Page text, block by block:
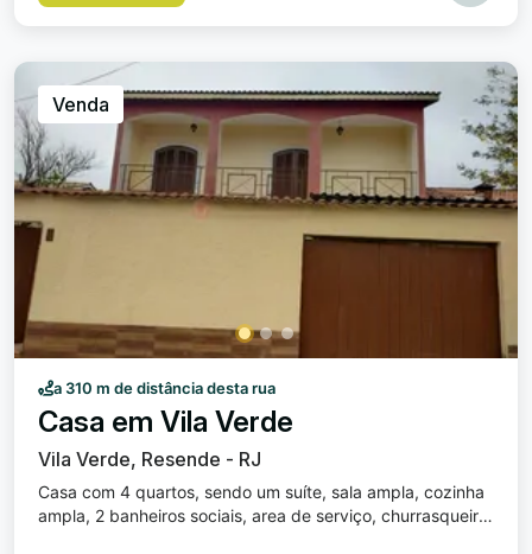
Venda
a 310 m de distância desta rua
Casa em Vila Verde
Vila Verde, Resende - RJ
Casa com 4 quartos, sendo um suíte, sala ampla, cozinha
ampla, 2 banheiros sociais, area de serviço, churrasqueira,